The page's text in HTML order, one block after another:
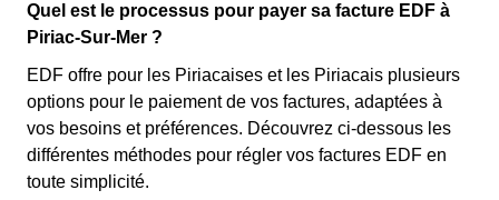
Quel est le processus pour payer sa facture EDF à
Piriac-Sur-Mer ?
EDF offre pour les Piriacaises et les Piriacais plusieurs
options pour le paiement de vos factures, adaptées à
vos besoins et préférences. Découvrez ci-dessous les
différentes méthodes pour régler vos factures EDF en
toute simplicité.